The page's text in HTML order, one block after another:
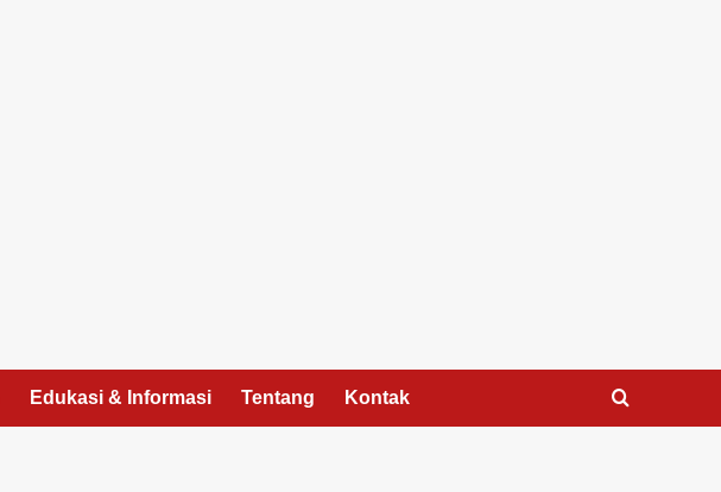
Edukasi & Informasi Tentang Kontak